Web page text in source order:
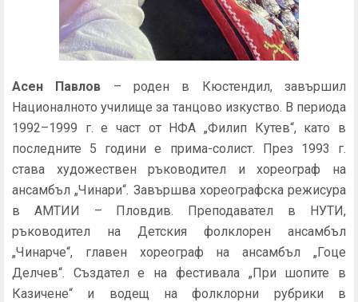
Асен Павлов – роден в Кюстендил, завършил
Националното училище за танцово изкуство. В периода
1992–1999 г. е част от НФА „Филип Кутев“, като в
последните 5 години е прима-солист. През 1993 г.
става художествен ръководител и хореограф на
ансамбъл „Чинари“. Завършва хореографска режисура
в АМТИИ – Пловдив. Преподавател в НУТИ,
ръководител на Детския фолклорен ансамбъл
„Чинарче“, главен хореограф на ансамбъл „Гоце
Делчев“. Създател е на фестивала „При шопите в
Казичене“ и водещ на фолклорни рубрики в